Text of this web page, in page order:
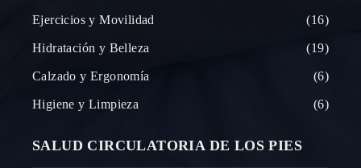
Ejercicios y Movilidad 16
Hidratación y Belleza 19
Calzado y Ergonomía 6
Higiene y Limpieza 6
SALUD CIRCULATORIA DE LOS PIES